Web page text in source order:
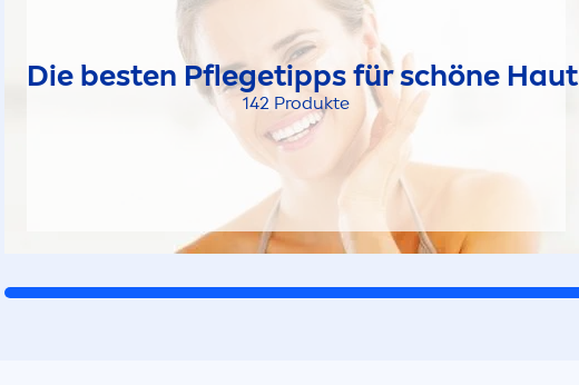
Die besten Pflegetipps für schöne Haut
142 Produkte